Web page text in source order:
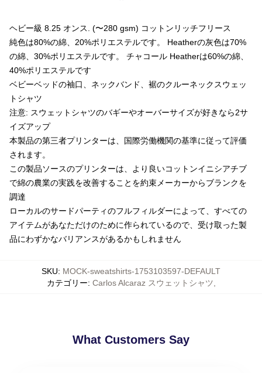
ヘビー級 8.25 オンス. (〜280 gsm) コットンリッチフリース
純色は80%の綿、20%ポリエステルです。 Heatherの灰色は70%
の綿、30%ポリエステルです。 チャコール Heatherは60%の綿、
40%ポリエステルです
ベビーベッドの袖口、ネックバンド、裾のクルーネックスウェッ
トシャツ
注意: スウェットシャツのバギーやオーバーサイズが好きなら2サ
イズアップ
本製品の第三者プリンターは、国際労働機関の基準に従って評価
されます。
この製品ソースのプリンターは、より良いコットンイニシアチブ
で綿の農業の実践を改善することを約束メーカーからブランクを
調達
ローカルのサードパーティのフルフィルダーによって、すべての
アイテムがあなただけのために作られているので、受け取った製
品にわずかなバリアンスがあるかもしれません
SKU: MOCK-sweatshirts-1753103597-DEFAULT
カテゴリー: Carlos Alcaraz スウェットシャツ
What Customers Say